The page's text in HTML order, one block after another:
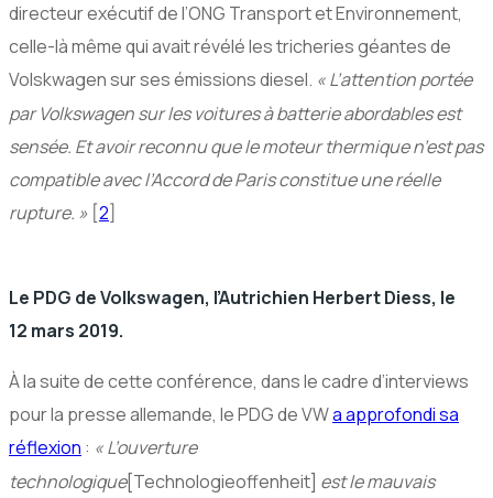
directeur exécutif de l’ONG Transport et Environnement,
celle-là même qui avait révélé les tricheries géantes de
Volskwagen sur ses émissions diesel. «L’attention portée
par Volkswagen sur les voitures à batterie abordables est
sensée. Et avoir reconnu que le moteur thermique n’est pas
compatible avec l’Accord de Paris constitue une réelle
rupture. » [2]
Le PDG de Volkswagen, l’Autrichien Herbert Diess, le
12 mars 2019.
À la suite de cette conférence, dans le cadre d’interviews
pour la presse allemande, lePDGdeVWa approfondi sa
réflexion : «L’ouverture
technologique[Technologieoffenheit] est le mauvais